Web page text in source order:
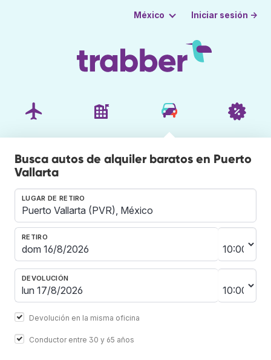
México Iniciar sesión →
Busca autos de alquiler baratos en Puerto
Vallarta
LUGAR DE RETIRO
RETIRO
DEVOLUCIÓN
Devolución en la misma oficina
Conductor entre 30 y 65 años